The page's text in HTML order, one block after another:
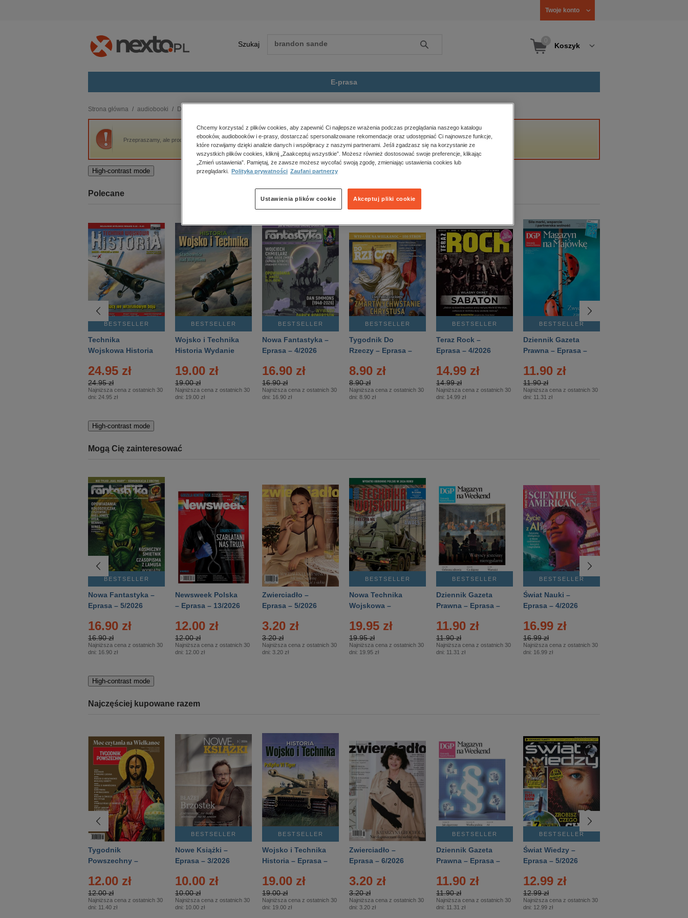
Twoje konto
Szukaj Szukaj Koszyk
E-prasa
budownictwo, aranżacja wnętrz
biznesowe, branżowe, gospodarka
darmowe wydania
edukacja
kobiece, lifestyle, kultura
polityka, społeczno-informacyjne
psychologiczne
inne
popularno-naukowe
historia
zdrowie
religie
Strona główna audiobooki Dla dzieci i młodzieży
Przepraszamy, ale produkt „Idą święta” nie jest dostępny.
High-contrast mode
Polecane
BESTSELLER
Technika
Wojskowa Historia
24.95 zł
24.95 zł
Najniższa cena z ostatnich 30
dni: 24.95 zł
BESTSELLER
Wojsko i Technika
Historia Wydanie
– 2/2026
19.00 zł
19.00 zł
Najniższa cena z ostatnich 30
dni: 19.00 zł
BESTSELLER
Nowa Fantastyka –
Eprasa – 4/2026
16.90 zł
16.90 zł
Najniższa cena z ostatnich 30
dni: 16.90 zł
BESTSELLER
Tygodnik Do
Rzeczy – Eprasa –
8.90 zł
8.90 zł
Najniższa cena z ostatnich 30
dni: 8.90 zł
BESTSELLER
Teraz Rock –
Eprasa – 4/2026
14.99 zł
14.99 zł
Najniższa cena z ostatnich 30
dni: 14.99 zł
BESTSELLER
Dziennik Gazeta
Prawna – Eprasa –
11.90 zł
11.90 zł
Najniższa cena z ostatnich 30
dni: 11.31 zł
High-contrast mode
Mogą Cię zainteresować
BESTSELLER
Nowa Fantastyka –
Eprasa – 5/2026
16.90 zł
16.90 zł
Najniższa cena z ostatnich 30
dni: 16.90 zł
Newsweek Polska
– Eprasa – 13/2026
12.00 zł
12.00 zł
Najniższa cena z ostatnich 30
dni: 12.00 zł
Zwierciadło –
Eprasa – 5/2026
3.20 zł
3.20 zł
Najniższa cena z ostatnich 30
dni: 3.20 zł
BESTSELLER
Nowa Technika
Wojskowa –
19.95 zł
19.95 zł
Najniższa cena z ostatnich 30
dni: 19.95 zł
BESTSELLER
Dziennik Gazeta
Prawna – Eprasa –
11.90 zł
11.90 zł
Najniższa cena z ostatnich 30
dni: 11.31 zł
BESTSELLER
Świat Nauki –
Eprasa – 4/2026
16.99 zł
16.99 zł
Najniższa cena z ostatnich 30
dni: 16.99 zł
High-contrast mode
Najczęściej kupowane razem
Tygodnik
Powszechny –
12.00 zł
12.00 zł
Najniższa cena z ostatnich 30
dni: 11.40 zł
BESTSELLER
Nowe Książki –
Eprasa – 3/2026
10.00 zł
10.00 zł
Najniższa cena z ostatnich 30
dni: 10.00 zł
BESTSELLER
Wojsko i Technika
Historia – Eprasa –
19.00 zł
19.00 zł
Najniższa cena z ostatnich 30
dni: 19.00 zł
Zwierciadło –
Eprasa – 6/2026
3.20 zł
3.20 zł
Najniższa cena z ostatnich 30
dni: 3.20 zł
BESTSELLER
Dziennik Gazeta
Prawna – Eprasa –
11.90 zł
11.90 zł
Najniższa cena z ostatnich 30
dni: 11.31 zł
BESTSELLER
Świat Wiedzy –
Eprasa – 5/2026
12.99 zł
12.99 zł
Najniższa cena z ostatnich 30
dni: 12.99 zł
Chcemy korzystać z plików cookies, aby zapewnić Ci najlepsze wrażenia podczas przeglądania naszego katalogu
ebooków, audiobooków i e-prasy, dostarczać spersonalizowane rekomendacje oraz udostępniać Ci najnowsze funkcje,
które rozwijamy dzięki analizie danych i współpracy z naszymi partnerami. Jeśli zgadzasz się na korzystanie ze
wszystkich plików cookies, kliknij „Zaakceptuj wszystkie”. Możesz również dostosować swoje preferencje, klikając
„Zmień ustawienia”. Pamiętaj, że zawsze możesz wycofać swoją zgodę, zmieniając ustawienia cookies lub
przeglądarki.
Polityka prywatności Zaufani partnerzy
Akceptuj pliki cookie
Ustawienia plików cookie